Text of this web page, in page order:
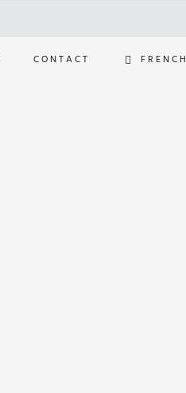
CONTACT FRENCH